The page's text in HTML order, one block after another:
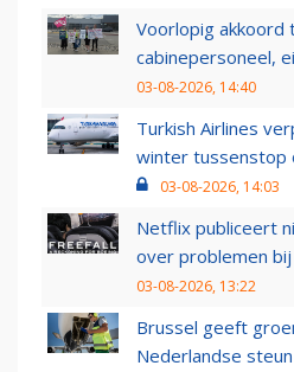
Voorlopig akkoord
cabinepersoneel,
03-08-2026, 14:40
Turkish Airlines
winter tussenstop
03-08-2026, 14:03
Netflix publiceert
over problemen
03-08-2026, 13:22
Brussel geeft
Nederlandse